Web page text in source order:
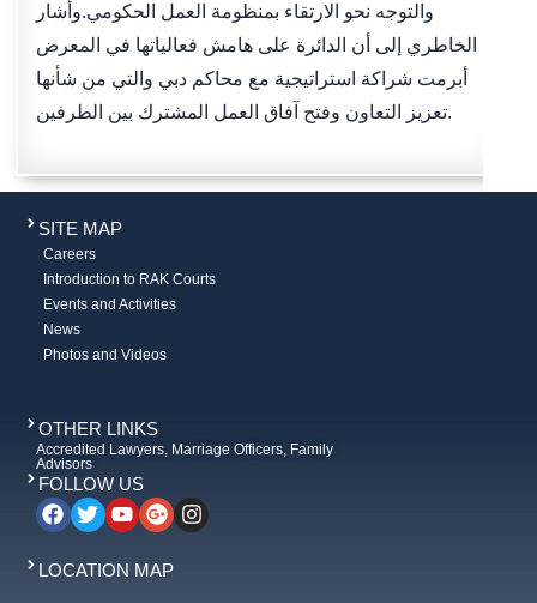
والتوجه نحو الارتقاء بمنظومة العمل الحكومي.وأشار
الخاطري إلى أن الدائرة على هامش فعالياتها في المعرض
أبرمت شراكة استراتيجية مع محاكم دبي والتي من شأنها
تعزيز التعاون وفتح آفاق العمل المشترك بين الطرفين.
SITE MAP
Careers
Introduction to RAK Courts
Events and Activities
News
Photos and Videos
OTHER LINKS
Accredited Lawyers, Marriage Officers, Family
Advisors
FOLLOW US
LOCATION MAP